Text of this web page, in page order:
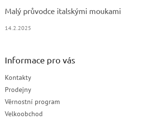
Malý průvodce italskými moukami
14.2.2025
Informace pro vás
Kontakty
Prodejny
Věrnostní program
Velkoobchod